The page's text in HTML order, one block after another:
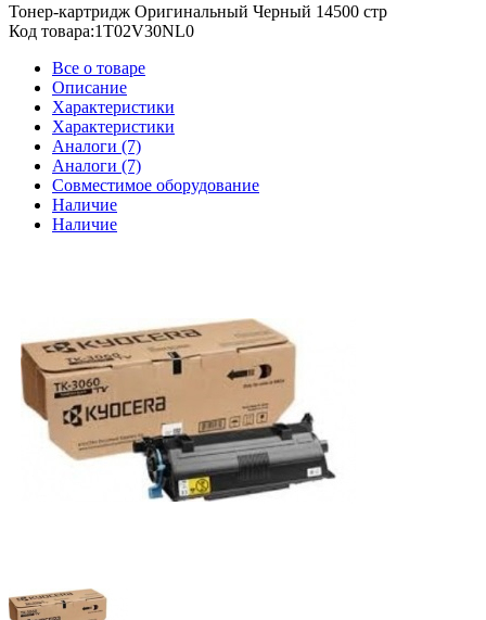
Тонер-картридж Оригинальный Черный 14500 стр
Код товара:1T02V30NL0
Все о товаре
Описание
Характеристики
Характеристики
Аналоги (7)
Аналоги (7)
Совместимое оборудование
Наличие
Наличие